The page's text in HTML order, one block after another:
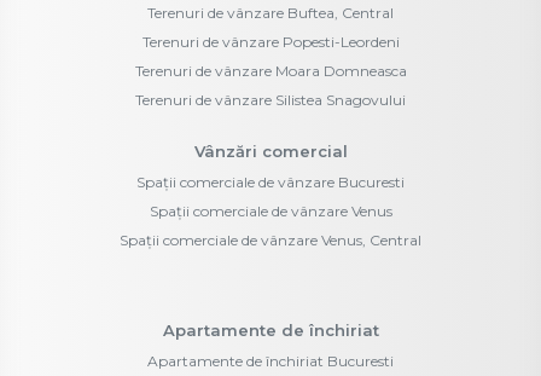
Terenuri de vânzare Buftea, Central
Terenuri de vânzare Popesti-Leordeni
Terenuri de vânzare Moara Domneasca
Terenuri de vânzare Silistea Snagovului
Vânzări comercial
Spații comerciale de vânzare Bucuresti
Spații comerciale de vânzare Venus
Spații comerciale de vânzare Venus, Central
Apartamente de închiriat
Apartamente de închiriat Bucuresti